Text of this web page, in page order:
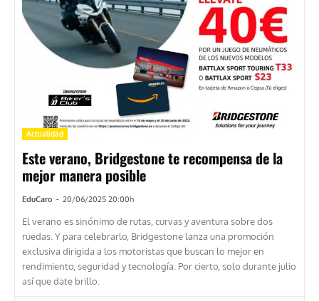
Actualidad
Este verano, Bridgestone te recompensa de la
mejor manera posible
EduCaro - 20/06/2025 20:00h
El verano es sinónimo de rutas, curvas y aventura sobre dos
ruedas. Y para celebrarlo, Bridgestone lanza una promoción
exclusiva dirigida a los motoristas que buscan lo mejor en
rendimiento, seguridad y tecnología. Por cierto, solo durante julio
así que date brillo.